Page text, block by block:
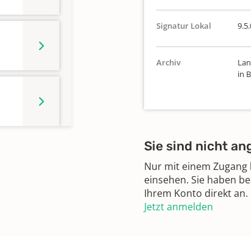
Signatur Lokal
Archiv
in
Sie sind nicht
Nur mit einem
einsehen. Sie haben
Ihrem Konto direkt an.
Jetzt anmelden